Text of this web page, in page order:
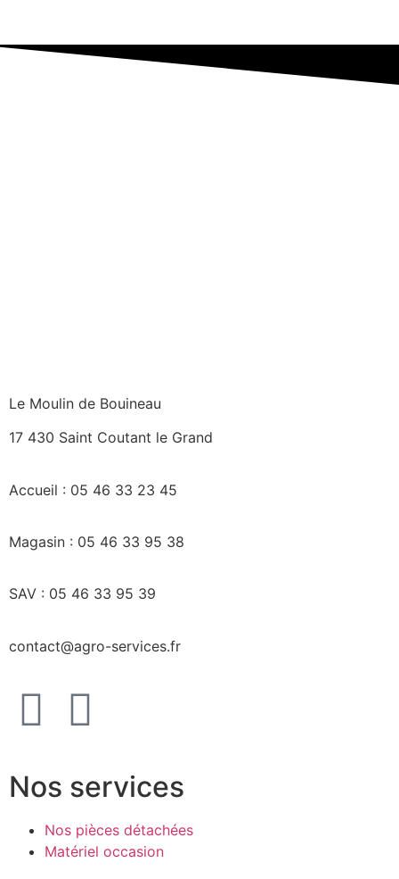
Le Moulin de Bouineau
17 430 Saint Coutant le Grand
Accueil : 05 46 33 23 45
Magasin : 05 46 33 95 38
SAV : 05 46 33 95 39
contact@agro-services.fr
Nos services
Nos pièces détachées
Matériel occasion